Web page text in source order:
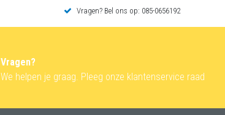
Vragen? Bel ons op: 085-0656192
Vragen?
We helpen je graag. Pleeg onze klantenservice raad